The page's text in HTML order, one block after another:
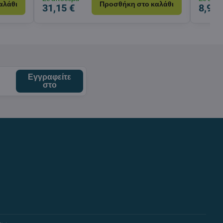
31,15 € Προσθήκη στο καλάθι 8,97
Εγγραφείτε
στο